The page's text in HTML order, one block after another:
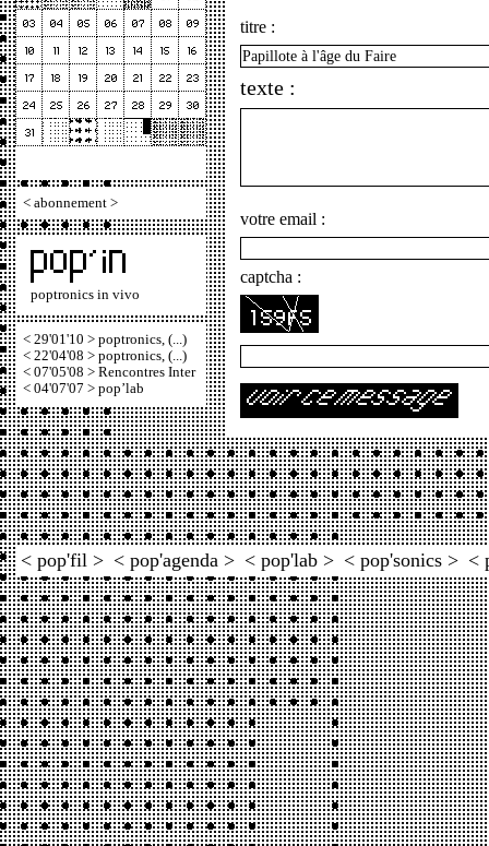
< abonnement >
poptronics in vivo
< 29'01'10 > poptronics, (...)
< 22'04'08 > poptronics, (...)
< 07'05'08 > Rencontres Inter
< 04'07'07 > pop’lab
titre :
texte :
votre email :
captcha :
< pop'fil > < pop'agenda > < pop'lab > < pop'sonics > <